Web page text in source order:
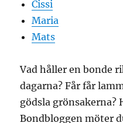
Cissi
Maria
Mats
Vad håller en bonde
dagarna? Får får
gödsla grönsakerna?
Bondbloggen möter